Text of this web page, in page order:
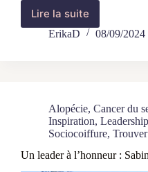
Lire la suite
Un
leader
Woundi
ErikaD 08/09/2024
Alopécie, Cancer du
Inspiration, Leadership
Sociocoiffure,
Un leader à l’honneur :